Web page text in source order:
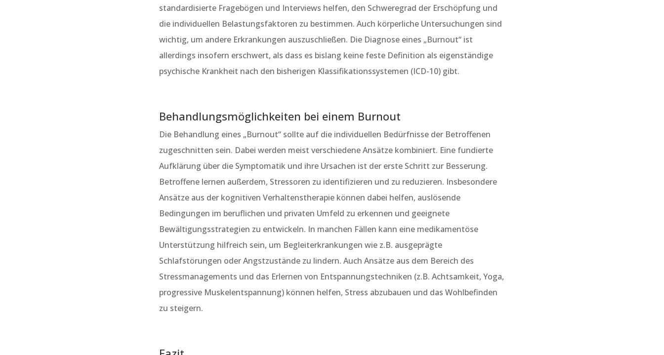
standardisierte Fragebögen und Interviews helfen, den Schweregrad der Erschöpfung und
die individuellen Belastungsfaktoren zu bestimmen. Auch körperliche Untersuchungen sind
wichtig, um andere Erkrankungen auszuschließen. Die Diagnose eines „Burnout“ ist
allerdings insofern erschwert, als dass es bislang keine feste Definition als eigenständige
psychische Krankheit nach den bisherigen Klassifikationssystemen (ICD-10) gibt.
Behandlungsmöglichkeiten bei einem Burnout
Die Behandlung eines „Burnout“ sollte auf die individuellen Bedürfnisse der Betroffenen
zugeschnitten sein. Dabei werden meist verschiedene Ansätze kombiniert. Eine fundierte
Aufklärung über die Symptomatik und ihre Ursachen ist der erste Schritt zur Besserung.
Betroffene lernen außerdem, Stressoren zu identifizieren und zu reduzieren. Insbesondere
Ansätze aus der kognitiven Verhaltenstherapie können dabei helfen, auslösende
Bedingungen im beruflichen und privaten Umfeld zu erkennen und geeignete
Bewältigungsstrategien zu entwickeln. In manchen Fällen kann eine medikamentöse
Unterstützung hilfreich sein, um Begleiterkrankungen wie z.B. ausgeprägte
Schlafstörungen oder Angstzustände zu lindern. Auch Ansätze aus dem Bereich des
Stressmanagements und das Erlernen von Entspannungstechniken (z.B. Achtsamkeit, Yoga,
progressive Muskelentspannung) können helfen, Stress abzubauen und das Wohlbefinden
zu steigern.